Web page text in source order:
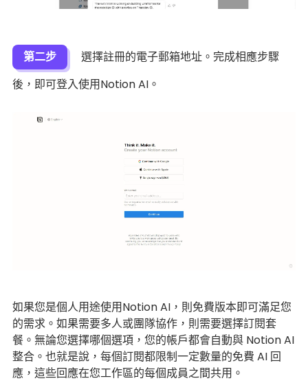
第二步
選擇註冊的電子郵箱地址。完成相應步驟
後，即可登入使用Notion AI。
如果您是個人用途使用Notion AI，則免費版本即可滿足您
的需求。如果需要多人或團隊協作，則需要選擇訂閱套
餐。無論您選擇哪個選項，您的帳戶都會自動與 Notion AI
整合。也就是說，每個訂閱都限制一定數量的免費 AI 回
應，這些回應在您工作區的每個成員之間共用。